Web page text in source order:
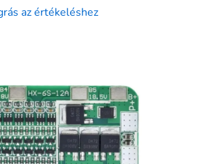
az értékeléshez